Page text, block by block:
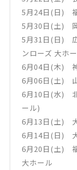
5月24日(日)
5月30日(土)
5月31日(日)
ンローズ 大ホ
6月04日(木)
6月06日(土)
6月10日(水)
ール)
6月13日(土)
6月14日(日)
6月20日(土)
大ホール